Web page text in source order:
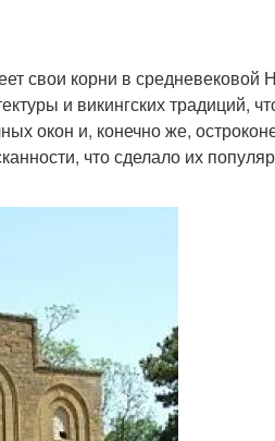
свои корни в средневековой
и викингских традиций,
окон и, конечно же,
что сделало их